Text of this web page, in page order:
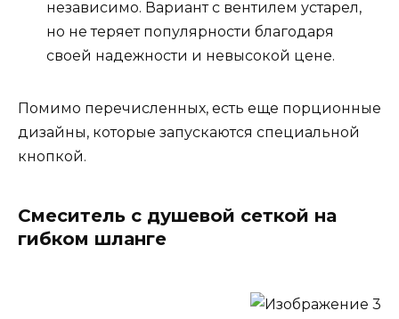
независимо. Вариант с вентилем устарел,
но не теряет популярности благодаря
своей надежности и невысокой цене.
Помимо перечисленных, есть еще порционные
дизайны, которые запускаются специальной
кнопкой.
Смеситель с душевой сеткой на
гибком шланге